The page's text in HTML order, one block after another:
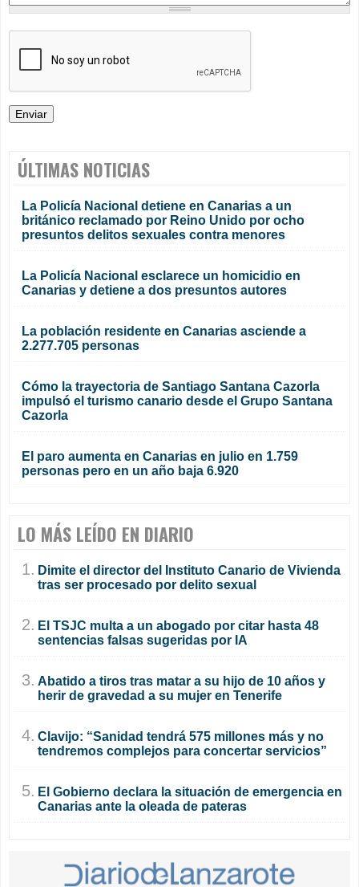
ÚLTIMAS NOTICIAS
La Policía Nacional detiene en Canarias a un
británico reclamado por Reino Unido por ocho
presuntos delitos sexuales contra menores
La Policía Nacional esclarece un homicidio en
Canarias y detiene a dos presuntos autores
La población residente en Canarias asciende a
2.277.705 personas
Cómo la trayectoria de Santiago Santana Cazorla
impulsó el turismo canario desde el Grupo Santana
Cazorla
El paro aumenta en Canarias en julio en 1.759
personas pero en un año baja 6.920
LO MÁS LEÍDO EN DIARIO
1. Dimite el director del Instituto Canario de Vivienda
tras ser procesado por delito sexual
2. El TSJC multa a un abogado por citar hasta 48
sentencias falsas sugeridas por IA
3. Abatido a tiros tras matar a su hijo de 10 años y
herir de gravedad a su mujer en Tenerife
4. Clavijo: “Sanidad tendrá 575 millones más y no
tendremos complejos para concertar servicios”
5. El Gobierno declara la situación de emergencia en
Canarias ante la oleada de pateras